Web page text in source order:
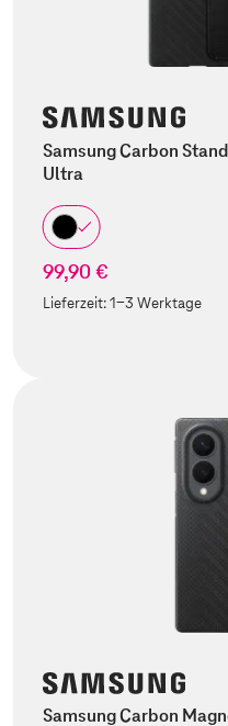
Samsung Carbon
Ultra
99,90 €
Lieferzeit:1-3 Werktage
Samsung Carbon